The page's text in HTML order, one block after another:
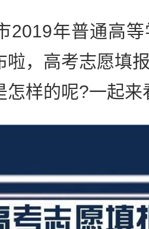
年普通高等
啦，高考志愿填
怎样的呢?一起来